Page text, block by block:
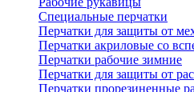
Специальные перчатки
Перчатки для защиты от
Перчатки акриловые со
Перчатки рабочие зимние
Перчатки для защиты от
Перчатки прорезиненные